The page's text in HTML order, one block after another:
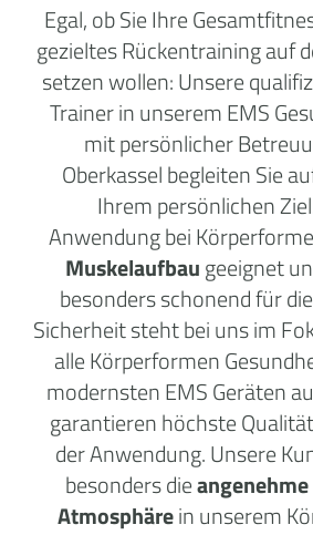
Egal, ob Sie Ihre
gezieltes Rückentraining auf
setzen wollen: Unsere
Trainer in unserem EMS
mit persönlicher
Oberkassel begleiten Sie
Ihrem persönlichen
Anwendung bei
Muskelaufbaugeeignet
besonders schonend für
Sicherheit steht bei uns im
alle Körperformen
modernsten EMS Geräten
garantieren höchste
der Anwendung. Unsere
besonders die
Atmosphärein unserem